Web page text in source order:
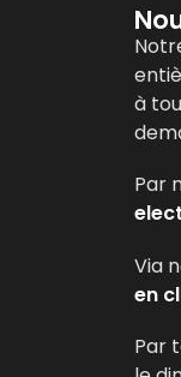
à
Par
Via
en
Par